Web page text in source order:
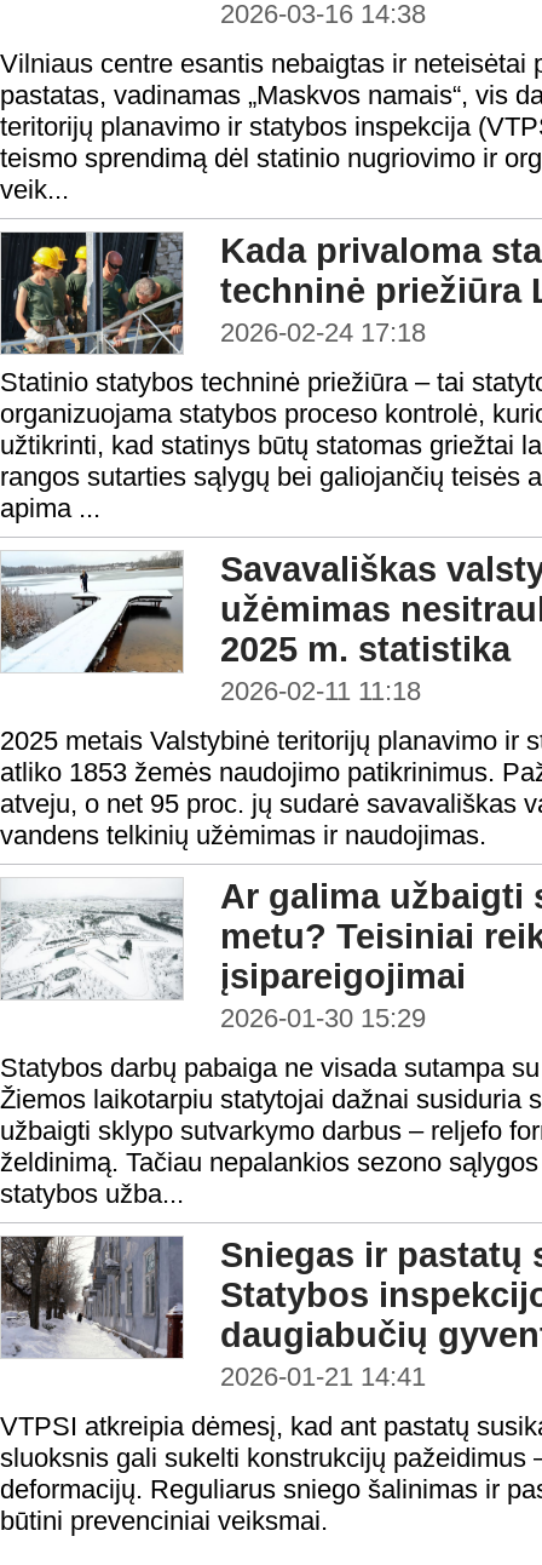
2026-03-16 14:38
Vilniaus centre esantis nebaigtas ir neteisėtai
pastatas, vadinamas „Maskvos namais“, vis
teritorijų planavimo ir statybos inspekcija
teismo sprendimą dėl statinio nugriovimo ir
veik...
Kada privaloma
techninė priežiūra
2026-02-24 17:18
Statinio statybos techninė priežiūra – tai
organizuojama statybos proceso kontrolė,
užtikrinti, kad statinys būtų statomas griežtai
rangos sutarties sąlygų bei galiojančių teisės
apima ...
Savavališkas
užėmimas
2025 m. statistika
2026-02-11 11:18
2025 metais Valstybinė teritorijų planavimo ir
atliko 1853 žemės naudojimo patikrinimus.
atveju, o net 95 proc. jų sudarė savavališkas
vandens telkinių užėmimas ir naudojimas.
Ar galima užbaigti
metu? Teisiniai
įsipareigojimai
2026-01-30 15:29
Statybos darbų pabaiga ne visada sutampa
Žiemos laikotarpiu statytojai dažnai susiduria
užbaigti sklypo sutvarkymo darbus – reljefo
želdinimą. Tačiau nepalankios sezono
statybos užba...
Sniegas ir pastatų
Statybos
daugiabučių
2026-01-21 14:41
VTPSI atkreipia dėmesį, kad ant pastatų
sluoksnis gali sukelti konstrukcijų pažeidimus
deformacijų. Reguliarus sniego šalinimas ir
būtini prevenciniai veiksmai.